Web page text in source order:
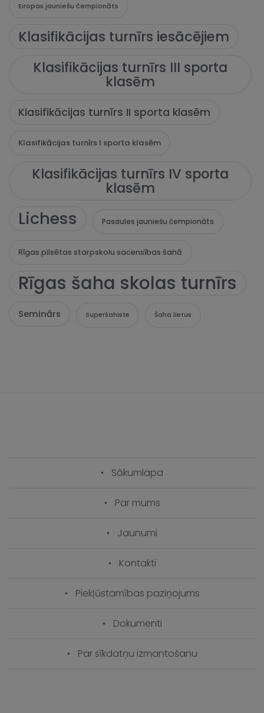
Eiropas jauniešu čempionāts
Klasifikācijas turnīrs iesācējiem
Klasifikācijas turnīrs III sporta
klasēm
Klasifikācijas turnīrs II sporta klasēm
Klasifikācijas turnīrs I sporta klasēm
Klasifikācijas turnīrs IV sporta
klasēm
Lichess Pasaules jauniešu čempionāts
Rīgas pilsētas starpskolu sacensības šahā
Rīgas šaha skolas turnīrs
Seminārs Superšahiste Šaha lietus
Sākumlapa
Par mums
Jaunumi
Kontakti
Piekļūstamības paziņojums
Dokumenti
Par sīkdatņu izmantošanu